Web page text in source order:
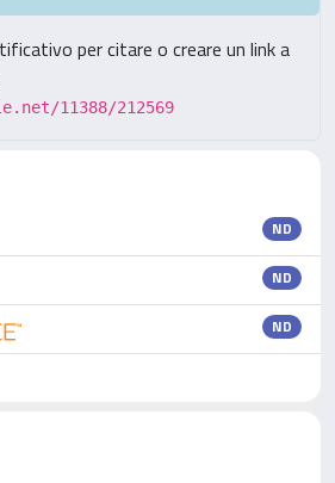
per citare o creare un link a
11388/212569
ND
ND
ND